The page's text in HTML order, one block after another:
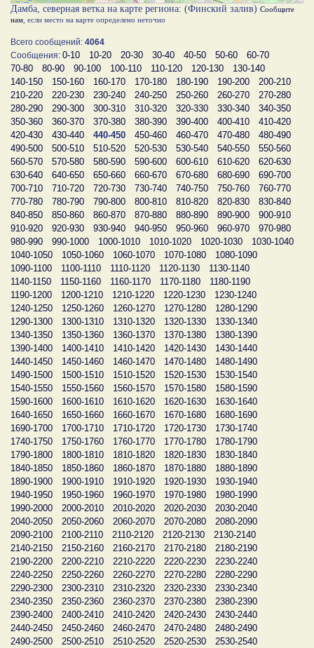
Дамба, северная ветка на карте региона: (Финский залив) Сообщите
нам , если место на карте определено неточно
Всего сообщений: 4064
Сообщения: 0-10 10-20 20-30 30-40 40-50 50-60
60-70
70-80
80-90 90-100 100-110 110-120 120-130
130-140
140-150
150-160 160-170 170-180 180-190 190-200
200-210
210-220
220-230 230-240 240-250 250-260 260-270
270-280
280-290
290-300 300-310 310-320 320-330 330-340
340-350
350-360
360-370 370-380 380-390 390-400 400-410
410-420
420-430
430-440 440-450 450-460 460-470 470-480
480-490
490-500
500-510 510-520 520-530 530-540 540-550
550-560
560-570
570-580 580-590 590-600 600-610 610-620
620-630
630-640
640-650 650-660 660-670 670-680 680-690
690-700
700-710
710-720 720-730 730-740 740-750 750-760
760-770
770-780
780-790 790-800 800-810 810-820 820-830
830-840
840-850
850-860 860-870 870-880 880-890 890-900
900-910
910-920
920-930 930-940 940-950 950-960 960-970
970-980
980-990
990-1000 1000-1010 1010-1020 1020-1030
1030-1040
1040-1050
1050-1060 1060-1070 1070-1080
1080-1090
1090-1100
1100-1110 1110-1120 1120-1130
1130-1140
1140-1150
1150-1160 1160-1170 1170-1180
1180-1190
1190-1200
1200-1210 1210-1220 1220-1230
1230-1240
1240-1250
1250-1260 1260-1270 1270-1280
1280-1290
1290-1300
1300-1310 1310-1320 1320-1330
1330-1340
1340-1350
1350-1360 1360-1370 1370-1380
1380-1390
1390-1400
1400-1410 1410-1420 1420-1430
1430-1440
1440-1450
1450-1460 1460-1470 1470-1480
1480-1490
1490-1500
1500-1510 1510-1520 1520-1530
1530-1540
1540-1550
1550-1560 1560-1570 1570-1580
1580-1590
1590-1600
1600-1610 1610-1620 1620-1630
1630-1640
1640-1650
1650-1660 1660-1670 1670-1680
1680-1690
1690-1700
1700-1710 1710-1720 1720-1730
1730-1740
1740-1750
1750-1760 1760-1770 1770-1780
1780-1790
1790-1800
1800-1810 1810-1820 1820-1830
1830-1840
1840-1850
1850-1860 1860-1870 1870-1880
1880-1890
1890-1900
1900-1910 1910-1920 1920-1930
1930-1940
1940-1950
1950-1960 1960-1970 1970-1980
1980-1990
1990-2000
2000-2010 2010-2020 2020-2030
2030-2040
2040-2050
2050-2060 2060-2070 2070-2080
2080-2090
2090-2100
2100-2110 2110-2120 2120-2130
2130-2140
2140-2150
2150-2160 2160-2170 2170-2180
2180-2190
2190-2200
2200-2210 2210-2220 2220-2230
2230-2240
2240-2250
2250-2260 2260-2270 2270-2280
2280-2290
2290-2300
2300-2310 2310-2320 2320-2330
2330-2340
2340-2350
2350-2360 2360-2370 2370-2380
2380-2390
2390-2400
2400-2410 2410-2420 2420-2430
2430-2440
2440-2450
2450-2460 2460-2470 2470-2480
2480-2490
2490-2500
2500-2510 2510-2520 2520-2530
2530-2540